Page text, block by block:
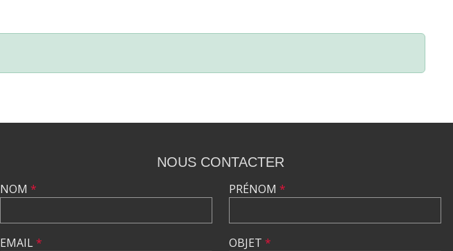
NOUS CONTACTER
NOM *
EMAIL*
PRÉNOM *
OBJET *